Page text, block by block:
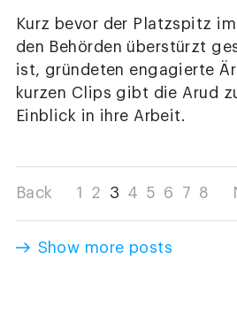
Kurz bevor der Platzspitz
den Behörden überstürzt
ist, gründeten engagierte
kurzen Clips gibt die Arud
Einblick in ihre Arbeit.
Back 1 2 3 4 5 6 7 8
Show more posts